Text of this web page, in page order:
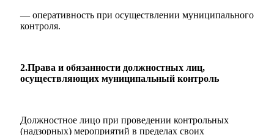
— оперативность при осуществлении муниципального
контроля.
2.Права и обязанности должностных лиц,
осуществляющих муниципальный контроль
Должностное лицо при проведении контрольных
(надзорных) мероприятий в пределах своих